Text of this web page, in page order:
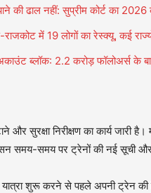
की ढाल नहीं: सुप्रीम कोर्ट का
में 19 लोगों का रेस्क्यू, कई
ब्लॉक: 2.2 करोड़ फॉलोअर्स के
सुरक्षा निरीक्षण का कार्य जारी
समय-समय पर ट्रेनों की नई सूची और
वे यात्रा शुरू करने से पहले अपनी ट्रेन